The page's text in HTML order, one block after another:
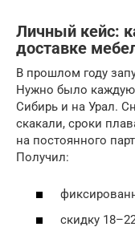
Личный кейс:
доставке
В прошлом году
Нужно было
Сибирь и на Урал.
скакали, сроки
на постоянного
Получил:
скидку